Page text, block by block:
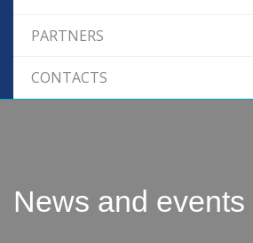
PARTNERS
CONTACTS
News and events